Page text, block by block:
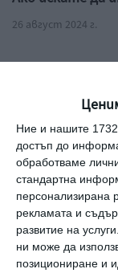
Ние и нашите 1732
достъп до
обработваме
стандартна
персонализирана
рекламата и
развитие на услуги.
ни може да
позициониране и
26 август 2024 г.